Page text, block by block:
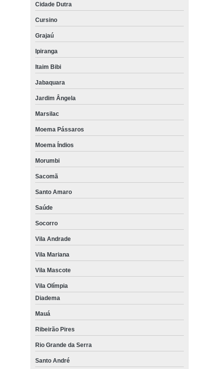
Cidade Dutra
Cursino
Grajaú
Ipiranga
Itaim Bibi
Jabaquara
Jardim Ângela
Marsilac
Moema Pássaros
Moema Índios
Morumbi
Sacomã
Santo Amaro
Saúde
Socorro
Vila Andrade
Vila Mariana
Vila Mascote
Vila Olímpia
Diadema
Mauá
Ribeirão Pires
Rio Grande da Serra
Santo André